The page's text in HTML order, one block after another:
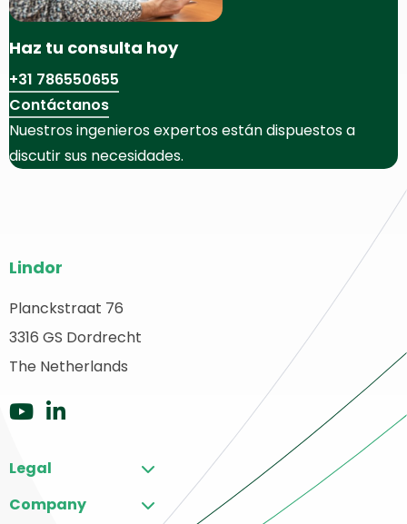
Haz tu consulta hoy
+31 786550655
Contáctanos
Nuestros ingenieros expertos están dispuestos a
discutir sus necesidades.
del
sitio
web
Lindor
Planckstraat 76
3316 GS Dordrecht
The Netherlands
Ir
YouTube
Ir
LinkedIn
Legal
Company